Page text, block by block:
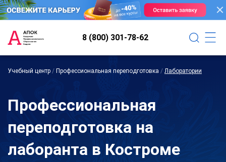
8 (800) 301-78-62
Учебный центр / Профессиональная переподготовка / Лаборатории
Профессиональная
переподготовка на
лаборанта в Костроме